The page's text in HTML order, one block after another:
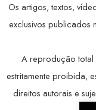
Os artigos, textos,
exclusivos publicados
A reprodução total
estritamente proibida,
direitos autorais e